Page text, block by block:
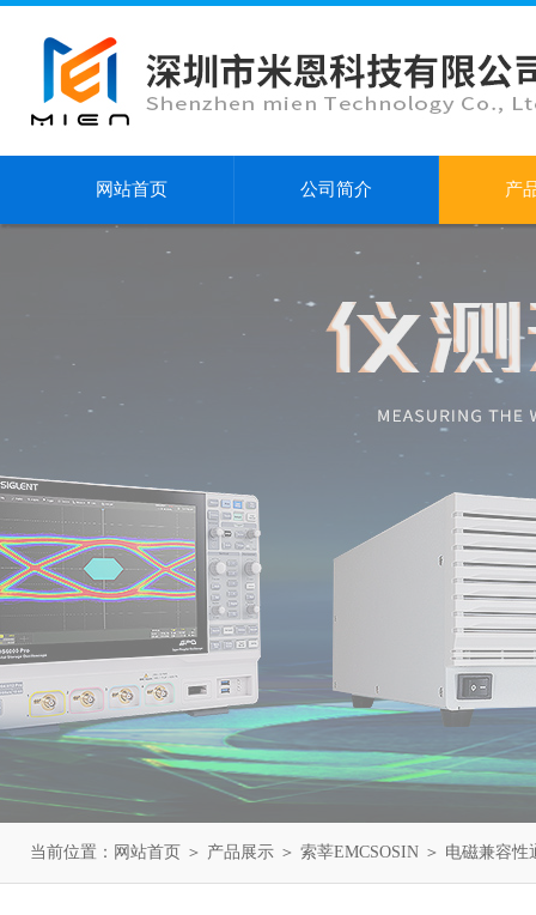
网站首页 公司简介 产
当前位置： 网站首页 ＞ 产品展示 ＞ 索莘EMCSOSIN ＞ 电磁兼容性